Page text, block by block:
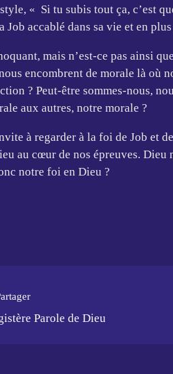
« Si tu subis tout ça, c’est
accablé dans sa vie et en plus
mais n’est-ce pas ainsi
encombrent de morale là où
? Peut-être sommes-nous,
aux autres, notre morale ?
à regarder à la foi de Job et
au cœur de nos épreuves. Dieu
notre foi en Dieu ?
Parole de Dieu